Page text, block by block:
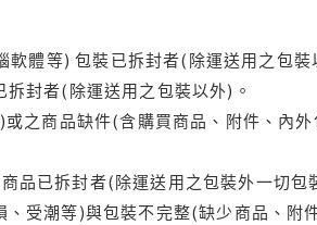
體等) 包裝已拆封者(除運送用之包裝
封者(除運送用之包裝以外)。
之商品缺件(含購買商品、附件、內
品已拆封者(除運送用之包裝外一切包
受潮等)與包裝不完整(缺少商品、附